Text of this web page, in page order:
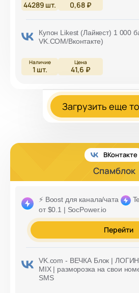
44289 шт. 0,68 ₽
Купон Likest (Лайкест) 1 000
VK.COM/Вконтакте)
1 шт. 41,6 ₽
Загрузить еще
ВКонтакте
Спамблок
⚡️ Boost для канала/чата
от $0.1 | SocPower.io
Перейти
VK.com - ВЕЧКА Блок |
MIX | разморозка на свои
SMS